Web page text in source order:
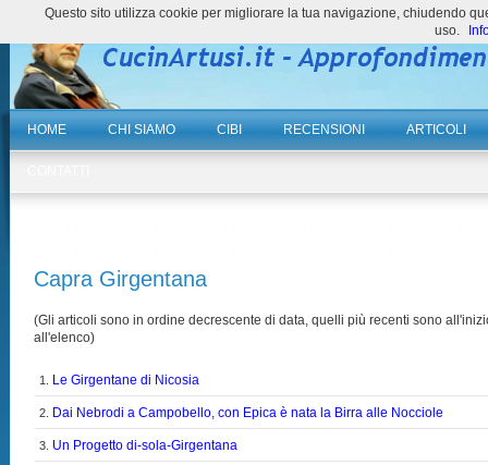
HOME CHI SIAMO CIBI RECENSIONI ARTICOLI
Capra Girgentana
(Gli articoli sono in ordine decrescente di data, quelli più recenti sono
all'elenco)
1. Le Girgentane di Nicosia
2. Dai Nebrodi a Campobello, con Epica è nata la Birra alle Nocciole
3. Un Progetto di-sola-Girgentana
Questo sito utilizza cookie per migliorare la tua navigazione, chiudendo
uso.